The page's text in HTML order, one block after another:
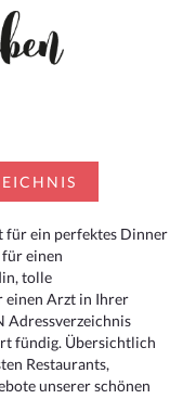
für ein perfektes Dinner
für einen
tolle
einen Arzt in Ihrer
Adressverzeichnis
fündig. Übersichtlich
Restaurants,
unserer schönen